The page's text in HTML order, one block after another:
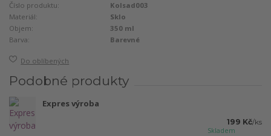
Číslo produktu:
Kolsad003
Materiál:
Sklo
Objem:
350 ml
Barva:
Barevné
Do oblíbených
Podobné produkty
Expres výroba
199 Kč/ks
Skladem